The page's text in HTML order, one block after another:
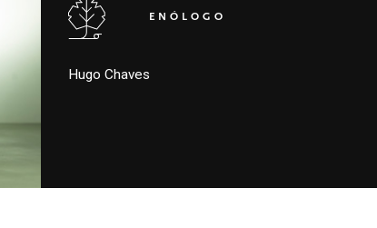
ENÓLOGO
Hugo Chaves